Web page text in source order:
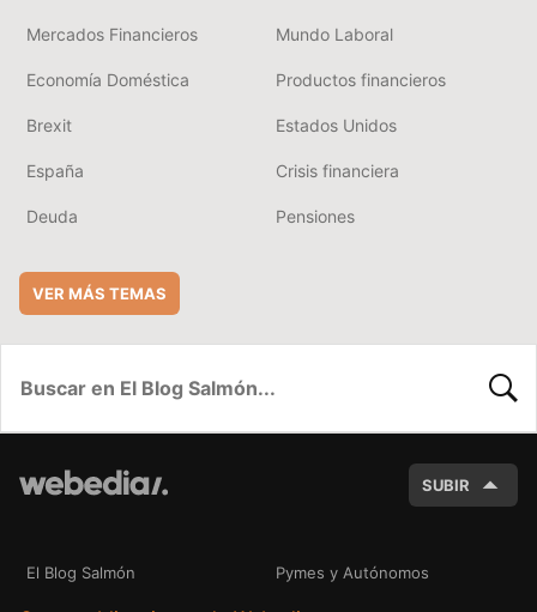
Mercados Financieros Mundo Laboral
Economía Doméstica Productos financieros
Brexit Estados Unidos
España Crisis financiera
Deuda Pensiones
VER MÁS TEMAS
SUBIR
El Blog Salmón Pymes y Autónomos